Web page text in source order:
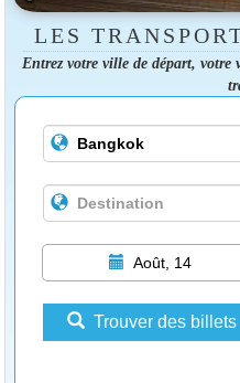
LES
Entrez votre ville de départ,
Août, 14
Trouver des billets